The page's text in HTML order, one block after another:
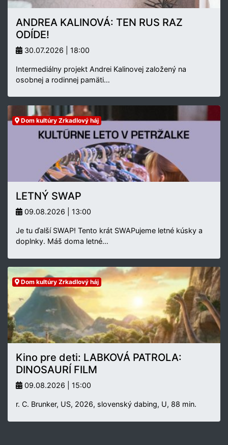
ANDREA KALINOVÁ: TEN RUS RAZ
ODÍDE!
30.07.2026 | 18:00
Intermediálny projekt Andrei Kalinovej založený na
osobnej a rodinnej pamäti…
Dom kultúry Zrkadlový háj
LETNÝ SWAP
09.08.2026 | 13:00
Je tu ďalší SWAP! Tento krát SWAPujeme letné kúsky a
doplnky. Máš doma letné…
Dom kultúry Zrkadlový háj
Kino pre deti: LABKOVÁ PATROLA:
DINOSAURÍ FILM
09.08.2026 | 15:00
r. C. Brunker, US, 2026, slovenský dabing, U, 88 min.